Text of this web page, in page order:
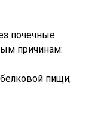
почечные
причинам:
пищи;